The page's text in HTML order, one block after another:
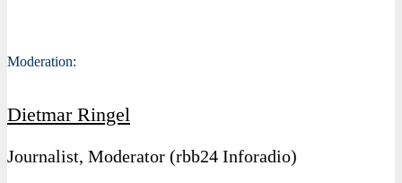
Moderation:
Dietmar Ringel
Journalist, Moderator (rbb24 Inforadio)